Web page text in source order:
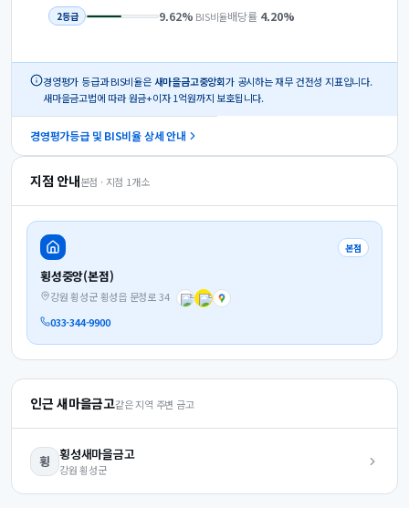
2등급 9.62% BIS비율배당률 4.20%
경영평가 등급과 BIS비율은 새마을금고중앙회가 공시하는 재무 건전성 지표입니다.
새마을금고법에 따라 원금+이자 1억원까지 보호됩니다.
경영평가등급 및 BIS비율 상세 안내
지점 안내본점 · 지점 1개소
본점
횡성중앙(본점)
강원 횡성군 횡성읍 문정로 34
033-344-9900
인근 새마을금고같은 지역 주변 금고
횡 횡성새마을금고
강원 횡성군